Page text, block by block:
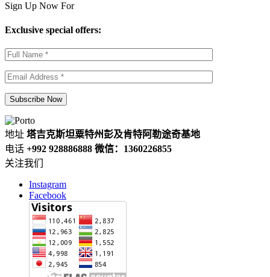
Sign Up Now For
Exclusive special offers:
地址 塔吉克斯坦粟特州彭及肯特阿勒途奇基地
电话 +992 928886888 微信：1360226855
关注我们
Instagram
Facebook